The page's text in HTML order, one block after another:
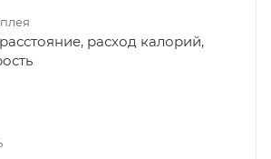
расход калорий,